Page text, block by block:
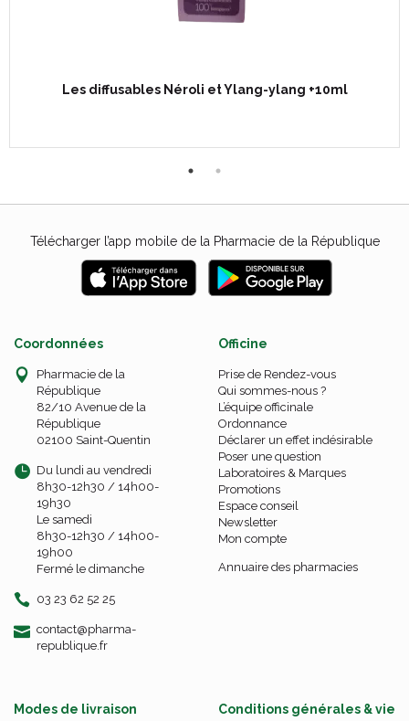
Les diffusables Néroli et Ylang-ylang +10ml
Télécharger l’app mobile de la Pharmacie de la République
Coordonnées
Pharmacie de la
République
82/10 Avenue de la
République
02100 Saint-Quentin
Du lundi au vendredi
8h30-12h30 / 14h00-
19h30
Le samedi
8h30-12h30 / 14h00-
19h00
Fermé le dimanche
03 23 62 52 25
contact-
@-
pharma-
republique.fr
Officine
Prise de Rendez-vous
Qui sommes-nous ?
L’équipe officinale
Ordonnance
Déclarer un effet indésirable
Poser une question
Laboratoires & Marques
Promotions
Espace conseil
Newsletter
Mon compte
Annuaire des pharmacies
Modes de livraison
Conditions générales & vie